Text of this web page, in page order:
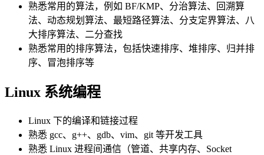
熟悉常用的算法，例如 BF/KMP、分治算法、回溯算
法、动态规划算法、最短路径算法、分支定界算法、八
大排序算法、二分查找
熟悉常用的排序算法，包括快速排序、堆排序、归并排
序、冒泡排序等
Linux 系统编程
Linux 下的编译和链接过程
熟悉 gcc、g++、gdb、vim、git 等开发工具
熟悉 Linux 进程间通信（管道、共享内存、Socket